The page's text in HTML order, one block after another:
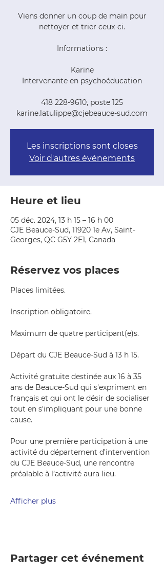
Viens donner un coup de main pour
nettoyer et trier ceux-ci.
Informations :
Karine
Intervenante en psychoéducation
418 228-9610, poste 125
karine.latulippe@cjebeauce-sud.com
Les inscriptions sont closes
Voir d'autres événements
Heure et lieu
05 déc. 2024, 13 h 15 – 16 h 00
CJE Beauce-Sud, 11920 1e Av, Saint-
Georges, QC G5Y 2E1, Canada
Réservez vos places
Places limitées.
Inscription obligatoire.
Maximum de quatre participant(e)s.
Départ du CJE Beauce-Sud à 13 h 15.
Activité gratuite destinée aux 16 à 35
ans de Beauce-Sud qui s'expriment en
français et qui ont le désir de socialiser
tout en s'impliquant pour une bonne
cause.
Pour une première participation à une
activité du département d’intervention
du CJE Beauce-Sud, une rencontre
préalable à l’activité aura lieu.
Afficher plus
Partager cet événement